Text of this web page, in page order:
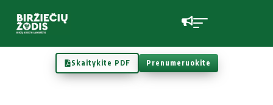
Skaitykite PDF Prenumeruokite